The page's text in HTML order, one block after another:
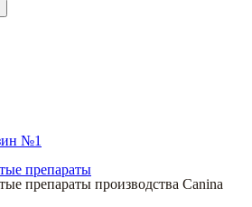
№1
препараты
препараты производства Canina